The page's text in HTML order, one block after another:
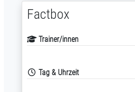
Factbox
Trainer/innen
Tag & Uhrzeit